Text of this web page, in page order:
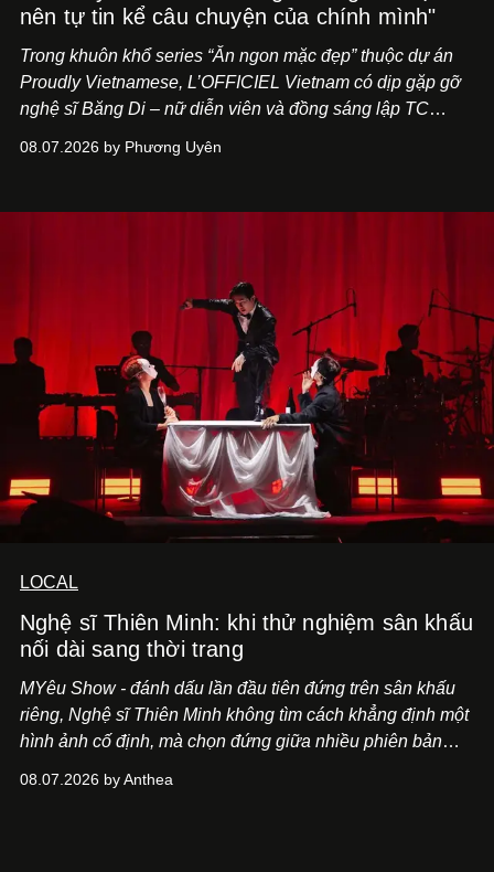
nên tự tin kể câu chuyện của chính mình"
Trong khuôn khổ series “Ăn ngon mặc đẹp” thuộc dự án
Proudly Vietnamese, L’OFFICIEL Vietnam có dịp gặp gỡ
nghệ sĩ Băng Di – nữ diễn viên và đồng sáng lập TC
Kitchen Bar và SALEM tại TP.HCM.
08.07.2026 by Phương Uyên
LOCAL
Nghệ sĩ Thiên Minh: khi thử nghiệm sân khấu
nối dài sang thời trang
MYêu Show - đánh dấu lần đầu tiên đứng trên sân khấu
riêng, Nghệ sĩ Thiên Minh không tìm cách khẳng định một
hình ảnh cố định, mà chọn đứng giữa nhiều phiên bản
một bộ suit lụa - như một cách "take the risk" khác, ngoài
08.07.2026 by Anthea